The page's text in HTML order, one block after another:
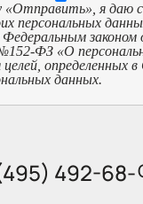
я даю
персональных
законом
ФЗ «О
целей, определенных
данных.
492-68-